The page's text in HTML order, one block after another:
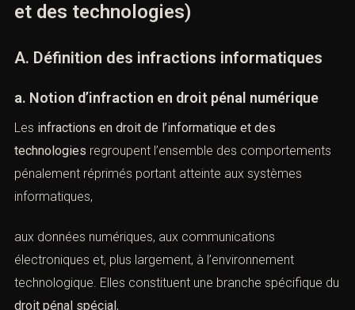
(Infractions en droit de
A. Définition des infractions informatiques
a. Notion d’infraction en droit pénal numérique
Lesinfractions en droit de l’informatique et des
comportements pénalement réprimés portant atteinte
aux systèmes informatiques,
aux données numériques, aux communications